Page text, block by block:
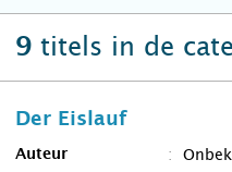
9 titels in de
Der Eislauf
Auteur